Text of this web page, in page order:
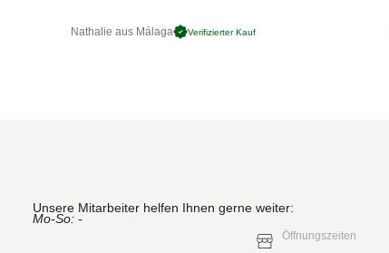
Nathalie aus Málaga Verifizierter Kauf
Unsere Mitarbeiter helfen Ihnen gerne weiter:
Mo-So: -
Öffnungszeiten